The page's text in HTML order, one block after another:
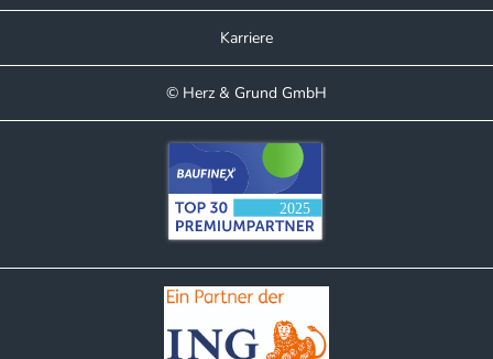
Karriere
© Herz & Grund GmbH
Kundenbewertungen und Erfahrungen zu
Herz & Grund GmbH
SEHR GUT